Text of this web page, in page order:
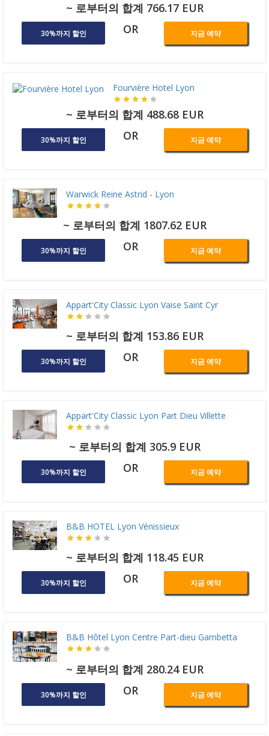
~ 로부터의 합계 766.17 EUR
30%까지 할인 OR 지금 예약
Fourvière Hotel Lyon
~ 로부터의 합계 488.68 EUR
30%까지 할인 OR 지금 예약
Warwick Reine Astrid - Lyon
~ 로부터의 합계 1807.62 EUR
30%까지 할인 OR 지금 예약
Appart'City Classic Lyon Vaise Saint Cyr
~ 로부터의 합계 153.86 EUR
30%까지 할인 OR 지금 예약
Appart'City Classic Lyon Part Dieu Villette
~ 로부터의 합계 305.9 EUR
30%까지 할인 OR 지금 예약
B&B HOTEL Lyon Vénissieux
~ 로부터의 합계 118.45 EUR
30%까지 할인 OR 지금 예약
B&B Hôtel Lyon Centre Part-dieu Gambetta
~ 로부터의 합계 280.24 EUR
30%까지 할인 OR 지금 예약